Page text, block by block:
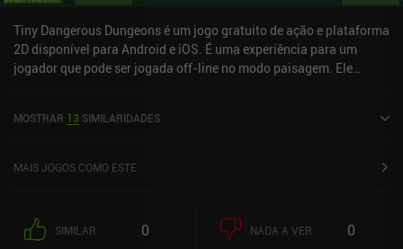
Tiny Dangerous Dungeons é um jogo gratuito de ação e plataforma
2D disponível para Android e iOS. É uma experiência para um
jogador que pode ser jogada off-line no modo paisagem. Ele
classificação atual de 4,5 de 5,0 no Google Play e 4,1 de 5,0 na iOS
MOSTRAR 13 SIMILARIDADES
MAIS JOGOS COMO ESTE
SIMILAR 0 NADA A VER 0